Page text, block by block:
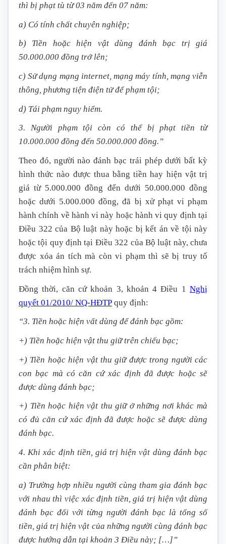
thì bị phạt tù từ 03 năm đến 07 năm:
a) Có tính chất chuyên nghiệp;
b) Tiền hoặc hiện vật dùng đánh bạc trị giá
50.000.000 đồng trở lên;
c) Sử dụng mạng internet, mạng máy tính, mạng viễn
thông, phương tiện điện tử để phạm tội;
d) Tái phạm nguy hiểm.
3. Người phạm tội còn có thể bị phạt tiền từ
10.000.000 đồng đến 50.000.000 đồng.”
Theo đó, người nào đánh bạc trái phép dưới bất kỳ
hình thức nào được thua bằng tiền hay hiện vật trị
giá từ 5.000.000 đồng đến dưới 50.000.000 đồng
hoặc dưới 5.000.000 đồng, đã bị xử phạt vi phạm
hành chính về hành vi này hoặc hành vi quy định tại
Điều 322 của Bộ luật này hoặc bị kết án về tội này
hoặc tội quy định tại Điều 322 của Bộ luật này, chưa
được xóa án tích mà còn vi phạm thì sẽ bị truy tố
trách nhiệm hình sự.
Đồng thời, căn cứ khoản 3, khoản 4 Điều 1 Nghị
quyết 01/2010/ NQ-HĐTP quy định:
“3. Tiền hoặc hiện vất dùng để đánh bạc gồm:
+) Tiền hoặc hiện vật thu giữ trên chiếu bạc;
+) Tiền hoặc hiện vật thu giữ được trong người các
con bạc mà có căn cứ xác định đã được hoặc sẽ
được dùng đánh bạc;
+) Tiền hoặc hiện vật thu giữ ở những nơi khác mà
có đủ căn cứ xác định đã được hoặc sẽ được dùng
đánh bạc.
4. Khi xác định tiền, giá trị hiện vật dùng đánh bạc
cần phân biệt:
a) Trường hợp nhiều người cùng tham gia đánh bạc
với nhau thì việc xác định tiền, giá trị hiện vật dùng
đánh bạc đối với từng người đánh bạc là tổng số
tiền, giá trị hiện vật của những người cùng đánh bạc
được hướng dẫn tại khoản 3 Điều này; […]”